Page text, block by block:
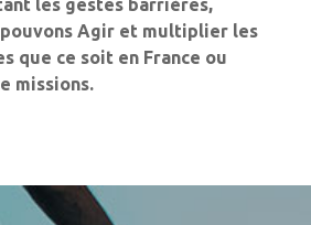
les gestes barrières,
pouvons Agir et multiplier les
que ce soit en France ou
missions.